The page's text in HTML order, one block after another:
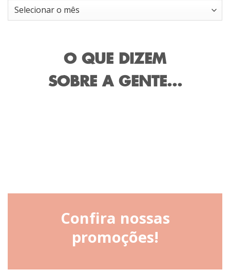
Arquivos
O QUE DIZEM
SOBRE A GENTE...
Confira nossas
promoções!